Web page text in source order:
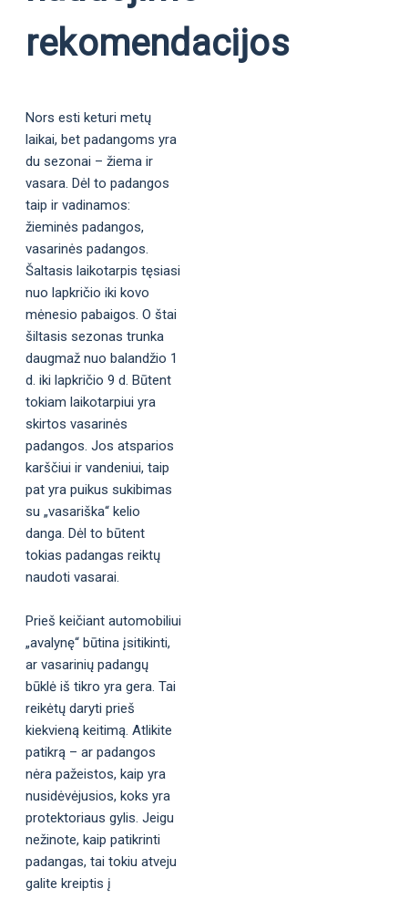
rekomendacijos
Nors esti keturi metų
laikai, bet padangoms yra
du sezonai – žiema ir
vasara. Dėl to padangos
taip ir vadinamos:
žieminės padangos,
vasarinės padangos.
Šaltasis laikotarpis tęsiasi
nuo lapkričio iki kovo
mėnesio pabaigos. O štai
šiltasis sezonas trunka
daugmaž nuo balandžio 1
d. iki lapkričio 9 d. Būtent
tokiam laikotarpiui yra
skirtos vasarinės
padangos. Jos atsparios
karščiui ir vandeniui, taip
pat yra puikus sukibimas
su „vasariška“ kelio
danga. Dėl to būtent
tokias padangas reiktų
naudoti vasarai.
Prieš keičiant automobiliui
„avalynę“ būtina įsitikinti,
ar vasarinių padangų
būklė iš tikro yra gera. Tai
reikėtų daryti prieš
kiekvieną keitimą. Atlikite
patikrą – ar padangos
nėra pažeistos, kaip yra
nusidėvėjusios, koks yra
protektoriaus gylis. Jeigu
nežinote, kaip patikrinti
padangas, tai tokiu atveju
galite kreiptis į